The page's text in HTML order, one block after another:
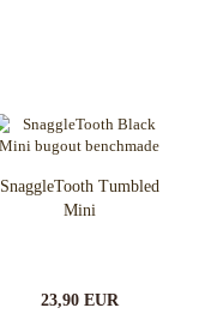
SnaggleTooth Tumbled
Mini
23,90 EUR